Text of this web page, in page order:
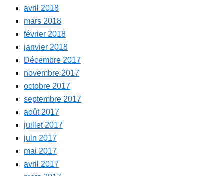
avril 2018
mars 2018
février 2018
janvier 2018
Décembre 2017
novembre 2017
octobre 2017
septembre 2017
août 2017
juillet 2017
juin 2017
mai 2017
avril 2017